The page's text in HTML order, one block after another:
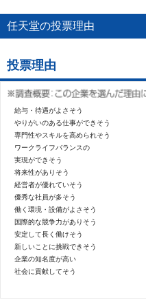
任天堂の投票理由
投票理由
給与・待遇がよさそう
やりがいのある仕事ができそう
専門性やスキルを高められそう
ワークライフバランスの
実現ができそう
将来性がありそう
経営者が優れていそう
優秀な社員が多そう
働く環境・設備がよさそう
国際的な競争力がありそう
安定して長く働けそう
新しいことに挑戦できそう
企業の知名度が高い
社会に貢献してそう